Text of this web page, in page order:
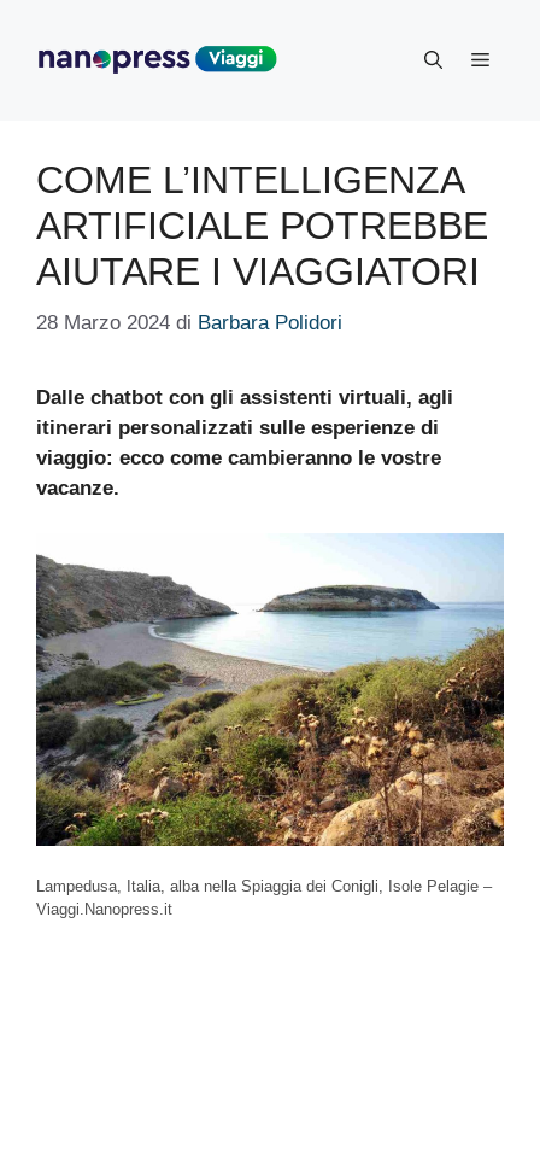
contenuto
Menu
COME L’INTELLIGENZA
ARTIFICIALE POTREBBE
AIUTARE I VIAGGIATORI
28 Marzo 2024 di Barbara Polidori
Dalle chatbot con gli assistenti virtuali, agli
itinerari personalizzati sulle esperienze di
viaggio: ecco come cambieranno le vostre
vacanze.
Lampedusa, Italia, alba nella Spiaggia dei Conigli, Isole Pelagie –
Viaggi.Nanopress.it